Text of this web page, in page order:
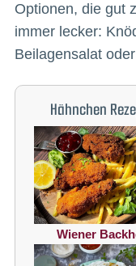
Optionen, die gut
immer lecker:
Beilagensalat
Hähnchen
Wiener